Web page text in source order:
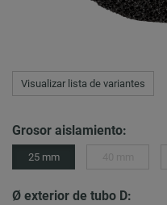
Visualizar lista de variantes
Grosor aislamiento:
25 mm
Ø exterior de tubo D: